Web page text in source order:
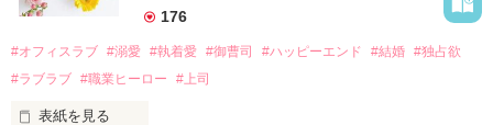
夏木美桜(なつきみお)
鳴海哲平 (なるみてっぺい)
なぜか恭司から飼い猫の世話係を命じられた美桜は、猫の世
の関係となってしまい――？
176
#オフィスラブ #溺愛 #執着愛 #御曹司 #ハッピーエンド #結婚 #独占欲
#ラブラブ #職業ヒーロー #上司
表紙を見る